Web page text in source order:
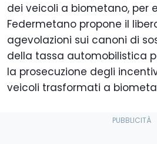
dei veicoli a biometano, per
Federmetano propone il
agevolazioni sui canoni di
della tassa automobilistica
la prosecuzione degli
veicoli trasformati a